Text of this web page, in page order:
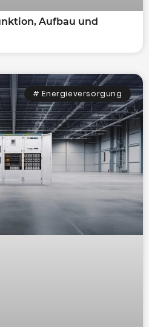
Aufbau und
# Energieversorgung